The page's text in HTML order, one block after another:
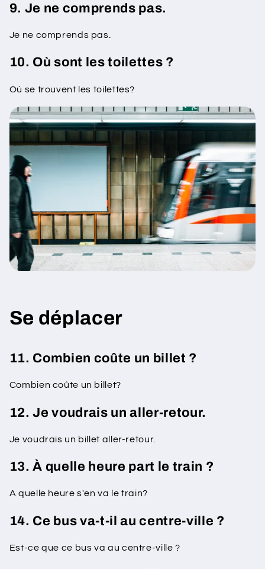
9. Je ne comprends pas.
Je ne comprends pas.
10. Où sont les toilettes ?
Où se trouvent les toilettes?
Se déplacer
11. Combien coûte un billet ?
Combien coûte un billet?
12. Je voudrais un aller-retour.
Je voudrais un billet aller-retour.
13. À quelle heure part le train ?
A quelle heure s'en va le train?
14. Ce bus va-t-il au centre-ville ?
Est-ce que ce bus va au centre-ville ?